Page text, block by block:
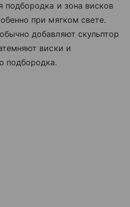
подбородка и зона висков
при мягком свете.
добавляют скульптор
виски и
подбородка.